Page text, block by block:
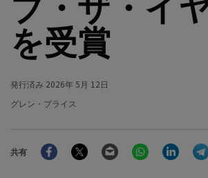
を受賞
発行済み 2026年 5月 12日
グレン・プライス
共有
FacebookTwitter Email WhatsApp